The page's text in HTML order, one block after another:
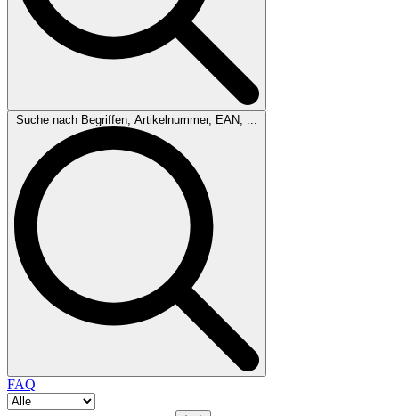
Suche nach Begriffen, Artikelnummer, EAN, ...
FAQ